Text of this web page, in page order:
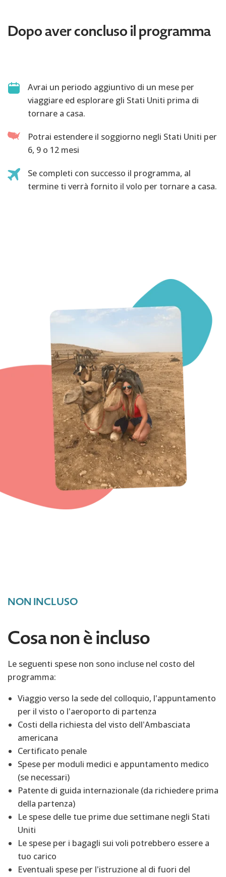
Dopo aver concluso il programma
Avrai un periodo aggiuntivo di un mese per
viaggiare ed esplorare gli Stati Uniti prima di
tornare a casa.
Potrai estendere il soggiorno negli Stati Uniti per
6, 9 o 12 mesi
Se completi con successo il programma, al
termine ti verrà fornito il volo per tornare a casa.
NON INCLUSO
Cosa non è incluso
Le seguenti spese non sono incluse nel costo del
programma:
Viaggio verso la sede del colloquio, l'appuntamento
per il visto o l'aeroporto di partenza
Costi della richiesta del visto dell'Ambasciata
americana
Certificato penale
Spese per moduli medici e appuntamento medico
(se necessari)
Patente di guida internazionale (da richiedere prima
della partenza)
Le spese delle tue prime due settimane negli Stati
Uniti
Le spese per i bagagli sui voli potrebbero essere a
tuo carico
Eventuali spese per l'istruzione al di fuori del